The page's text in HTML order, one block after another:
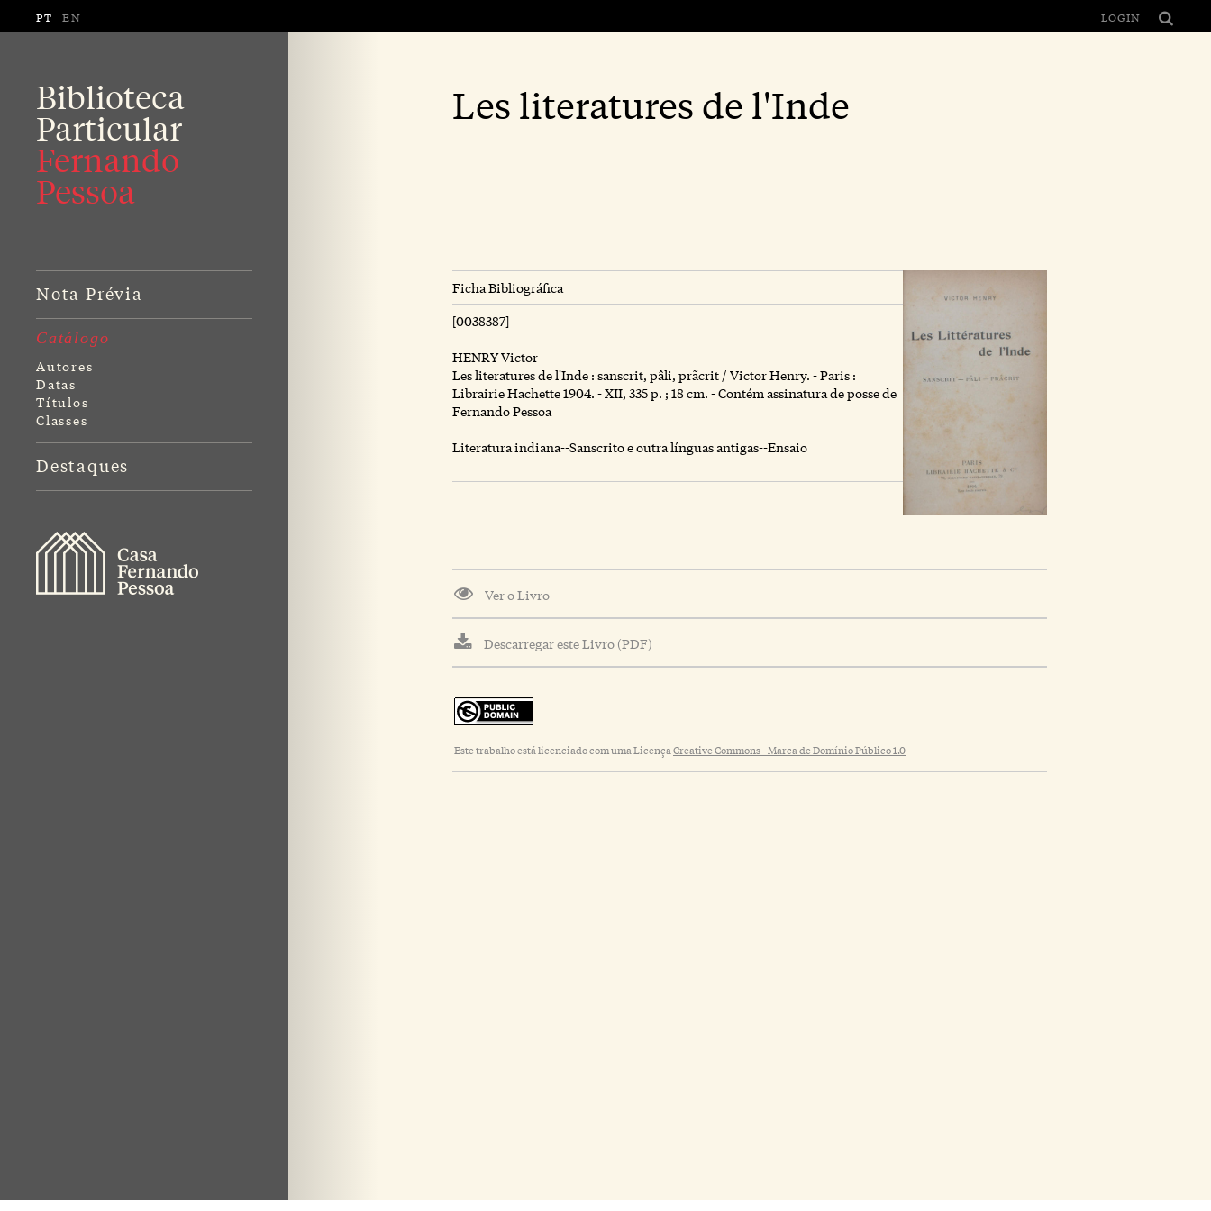
PT EN LOGIN
Biblioteca
Particular
Fernando
Pessoa
Nota Prévia
Catálogo
Autores
Datas
Títulos
Classes
Destaques
Les literatures de l'Inde
Ficha Bibliográfica
[0038387]
HENRY Victor
Les literatures de l'Inde : sanscrit, pâli, prãcrit / Victor Henry. - Paris :
Librairie Hachette 1904. - XII, 335 p. ; 18 cm. - Contém assinatura de posse de
Fernando Pessoa
Literatura indiana--Sanscrito e outra línguas antigas--Ensaio
Ver o Livro
Descarregar este Livro (PDF)
Este trabalho está licenciado com uma LicençaCreative Commons - Marca de Domínio Público 1.0